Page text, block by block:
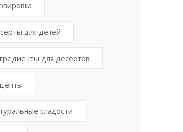
для детей
для десертов
сладости